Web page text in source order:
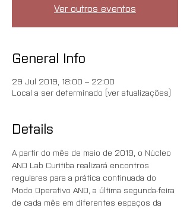
Ver outros eventos
General Info
29 Jul 2019, 18:00 – 22:00
Local a ser determinado (ver atualizações)
Details
A partir do mês de maio de 2019, o Núcleo
AND Lab Curitiba realizará encontros
regulares para a prática continuada do
Modo Operativo AND, a última segunda-feira
de cada mês em diferentes espaços da